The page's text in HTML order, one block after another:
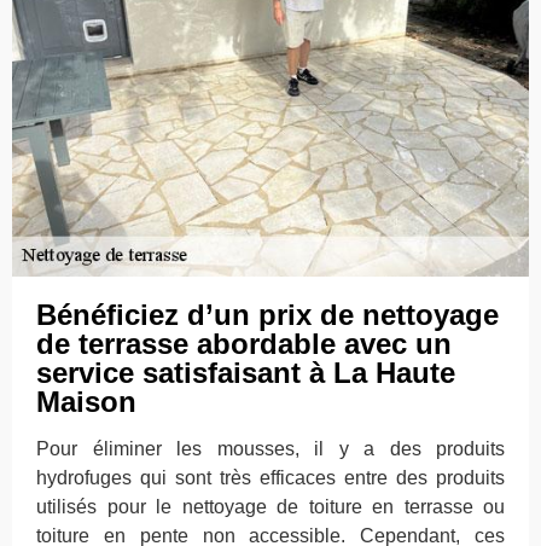
Bénéficiez d’un prix de nettoyage
de terrasse abordable avec un
service satisfaisant à La Haute
Maison
Pour éliminer les mousses, il y a des produits
hydrofuges qui sont très efficaces entre des produits
utilisés pour le nettoyage de toiture en terrasse ou
toiture en pente non accessible. Cependant, ces